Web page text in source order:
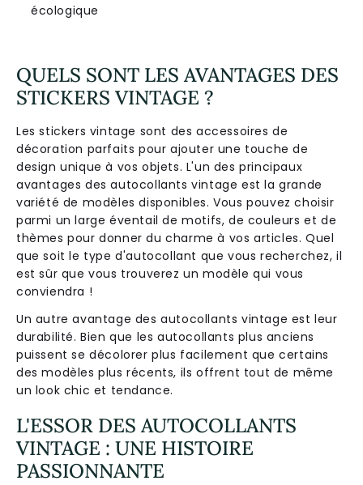
écologique
QUELS SONT LES AVANTAGES DES
STICKERS VINTAGE ?
Les stickers vintage sont des accessoires de
décoration parfaits pour ajouter une touche de
design unique à vos objets. L'un des principaux
avantages des autocollants vintage est la grande
variété de modèles disponibles. Vous pouvez choisir
parmi un large éventail de motifs, de couleurs et de
thèmes pour donner du charme à vos articles. Quel
que soit le type d'autocollant que vous recherchez, il
est sûr que vous trouverez un modèle qui vous
conviendra !
Un autre avantage des autocollants vintage est leur
durabilité. Bien que les autocollants plus anciens
puissent se décolorer plus facilement que certains
des modèles plus récents, ils offrent tout de même
un look chic et tendance.
L'ESSOR DES AUTOCOLLANTS
VINTAGE : UNE HISTOIRE
PASSIONNANTE